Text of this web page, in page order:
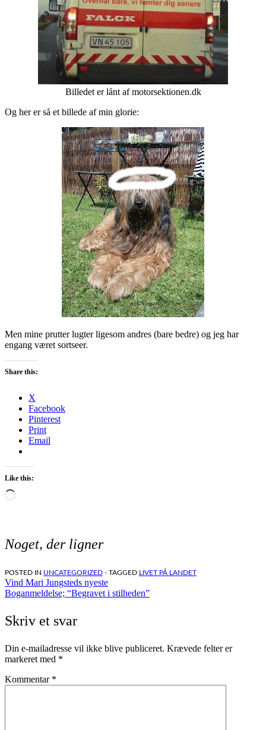
Billedet er lånt af motorsektionen.dk
Og her er så et billede af min glorie:
Men mine prutter lugter ligesom andres (bare bedre) og jeg har
engang været sortseer.
Share this:
X
Facebook
Pinterest
Print
Email
Like this:
Loading…
Noget, der ligner
POSTED IN UNCATEGORIZED - TAGGED LIVET PÅ LANDET
Indlægsnavigation
Vind Mari Jungsteds nyeste
Boganmeldelse; “Begravet i stilheden”
Skriv et svar
Din e-mailadresse vil ikke blive publiceret. Krævede felter er
markeret med *
Kommentar *